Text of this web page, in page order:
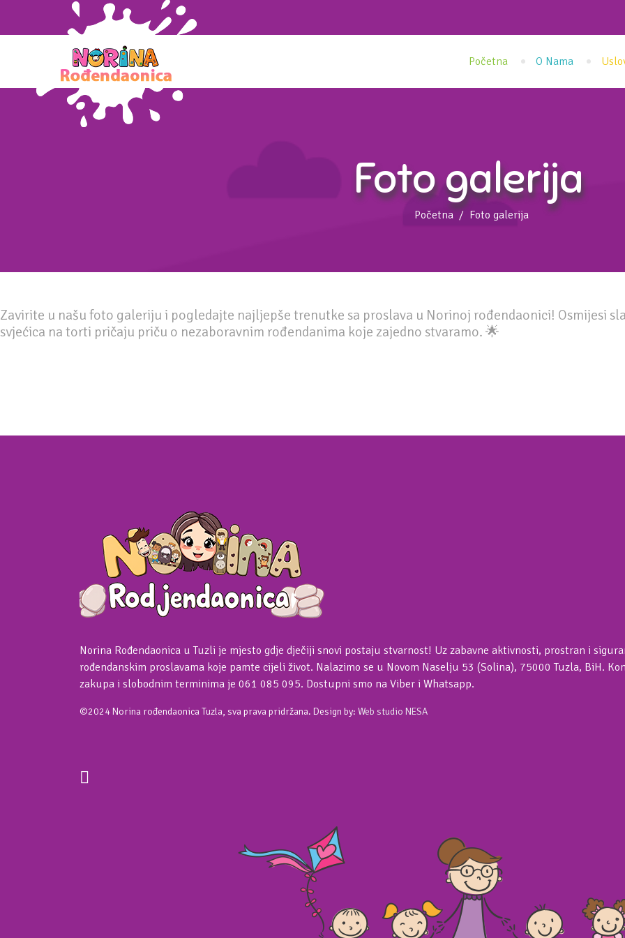
Početna O Nama
Foto galerija
Početna Foto galerija
Zavirite u našu foto galeriju i pogledajte najljepše trenutke sa proslava u Norinoj rođendaonici! Osmijesi
svjećica na torti pričaju priču o nezaboravnim rođendanima koje zajedno stvaramo. 🌟
Norina Rođendaonica u Tuzli je mjesto gdje dječiji snovi postaju stvarnost! Uz zabavne aktivnosti, prostran i
rođendanskim proslavama koje pamte cijeli život. Nalazimo se u Novom Naselju 53 (Solina), 75000 Tuzla, BiH.
zakupa i slobodnim terminima je 061 085 095. Dostupni smo na Viber i Whatsapp.
©2024 Norina rođendaonica Tuzla, sva prava pridržana. Design by: Web studio NESA